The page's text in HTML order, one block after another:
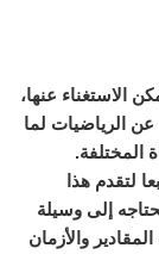
الاستغناء عنها،
عن الرياضيات لما
المختلفة.
لتقدم هذا
إلى وسيلة
والأزمان